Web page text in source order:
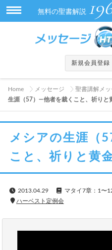
無料の聖書解説
新規会員登録
Home メッセージ 聖書講解メッ
生涯（57）—他者を裁くこと、祈りと
メシアの生涯（
こと、祈りと黄
2013.04.29 マタイ7章：1〜
ハーベスト定例会